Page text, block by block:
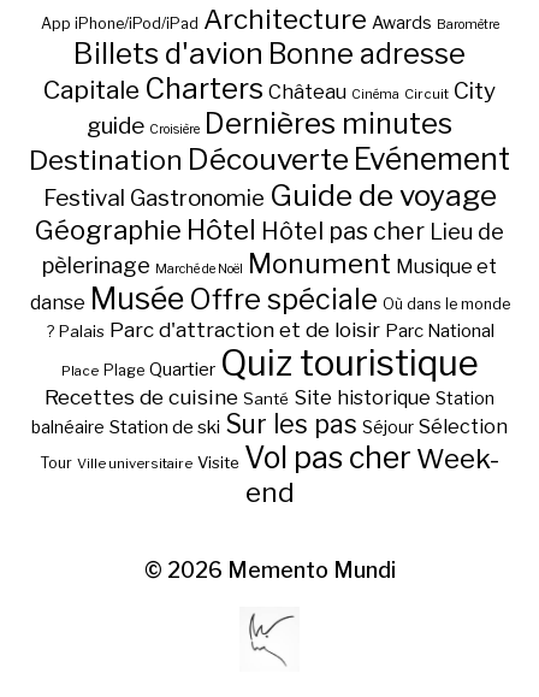
App iPhone/iPod/iPad Architecture Awards Baromètre
Billets d'avion Bonne adresse
Capitale Charters Château Cinéma Circuit City
guide Croisière Dernières minutes
Destination Découverte Evénement
Festival Gastronomie Guide de voyage
Géographie Hôtel Hôtel pas cher Lieu de
pèlerinage Marché de Noël Monument Musique et
danse Musée Offre spéciale Où dans le monde
? Palais Parc d'attraction et de loisir Parc National
Place Plage Quartier Quiz touristique
Recettes de cuisine Santé Site historique Station
balnéaire Station de ski Sur les pas Séjour Sélection
Tour Ville universitaire Visite Vol pas cher Week-
end
© 2026 Memento Mundi